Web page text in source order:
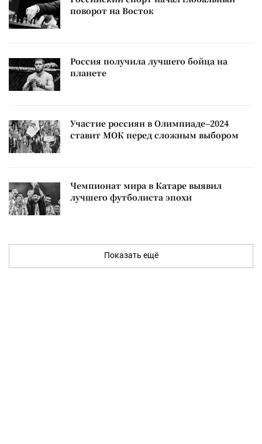
поворот на Восток
Россия получила лучшего бойца на
планете
Участие россиян в Олимпиаде–2024
ставит МОК перед сложным выбором
Чемпионат мира в Катаре выявил
лучшего футболиста эпохи
Показать ещё